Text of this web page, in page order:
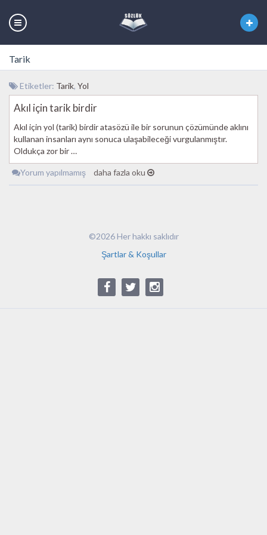
Tarik
Etiketler: Tarik, Yol
Akıl için tarik birdir
Akıl için yol (tarik) birdir atasözü ile bir sorunun çözümünde aklını
kullanan insanları aynı sonuca ulaşabileceği vurgulanmıştır.
Oldukça zor bir …
Yorum yapılmamış daha fazla oku
©2026 Her hakkı saklıdır
Şartlar & Koşullar